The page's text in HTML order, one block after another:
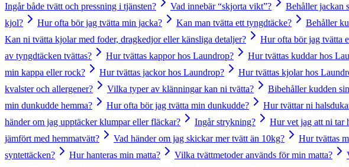
Ingår både tvätt och pressning i tjänsten?
Vad innebär “skjorta vikt”? Behåller jackan
kjol?
Hur ofta bör jag tvätta min jacka? Kan man tvätta ett tyngdtäcke? Behåller
Kan ni tvätta kjolar med foder, dragkedjor eller känsliga detaljer?
Hur ofta bör jag tvätta
av tyngdtäcken tvättas?
Hur tvättas kappor hos Laundrop? Hur tvättas kuddar hos
min kappa eller rock?
Hur tvättas jackor hos Laundrop? Hur tvättas kjolar hos
kvalster och allergener?
Vilka typer av klänningar kan ni tvätta? Bibehåller kudden
min dunkudde hemma?
Hur ofta bör jag tvätta min dunkudde? Hur tvättar ni
händer om jag upptäcker klumpar eller fläckar?
Ingår strykning? Hur vet jag att ni tar
jämfört med hemmatvätt?
Vad händer om jag skickar mer tvätt än 10kg? Hur tvättas
syntettäcken?
Hur hanteras min matta? Vilka tvättmetoder används för min matta?